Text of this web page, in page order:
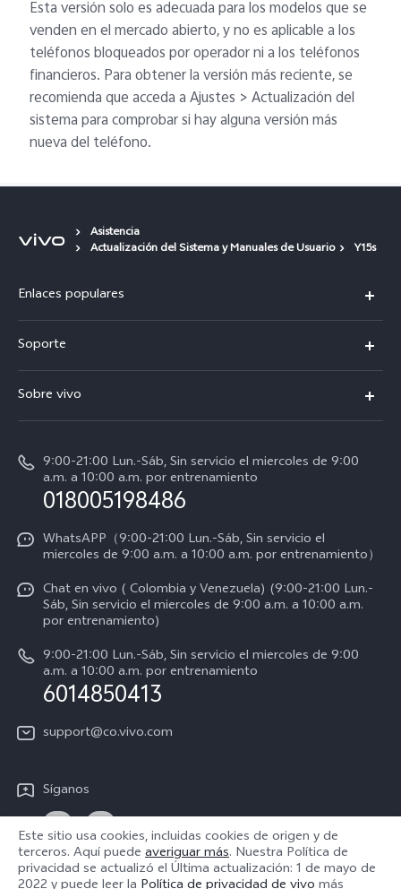
Esta versión solo es adecuada para los modelos que se
venden en el mercado abierto, y no es aplicable a los
teléfonos bloqueados por operador ni a los teléfonos
financieros. Para obtener la versión más reciente, se
recomienda que acceda a Ajustes > Actualización del
sistema para comprobar si hay alguna versión más
nueva del teléfono.
Asistencia
Actualización del Sistema y Manuales de Usuario
Y15s
Enlaces populares
V70
V70 FE
Y11d
Soporte
Centro de servicio
Verificación de IMEI
Consulta el Precio de los Repuestos
Manual de usuario
Servicio de logística
Progreso de la reparación
Sobre vivo
Noticias
Empleos en vivo
Avisos legales
Acerca de nosotros
Sostenibilidad
Centro de privacidad de vivo
Accesibilidad
9:00-21:00 Lun.-Sáb, Sin servicio el miercoles de 9:00
a.m. a 10:00 a.m. por entrenamiento
018005198486
WhatsAPP（9:00-21:00 Lun.-Sáb, Sin servicio el
miercoles de 9:00 a.m. a 10:00 a.m. por entrenamiento）
Chat en vivo ( Colombia y Venezuela) (9:00-21:00 Lun.-
Sáb, Sin servicio el miercoles de 9:00 a.m. a 10:00 a.m.
por entrenamiento)
9:00-21:00 Lun.-Sáb, Sin servicio el miercoles de 9:00
a.m. a 10:00 a.m. por entrenamiento
6014850413
support@co.vivo.com
Síganos
Colombia | Seleccione país/región
Este sitio usa cookies, incluidas cookies de origen y de
terceros. Aquí puede averiguar más. Nuestra Política de
privacidad se actualizó el Última actualización: 1 de mayo de